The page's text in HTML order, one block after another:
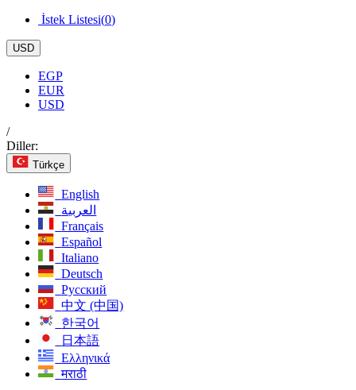
İstek Listesi(0)
USD
EGP
EUR
USD
/
Diller:
Türkçe
English
العربية
Français
Español
Italiano
Deutsch
Русский
中文 (中国)
한국어
日本語
Ελληνικά
मराठी